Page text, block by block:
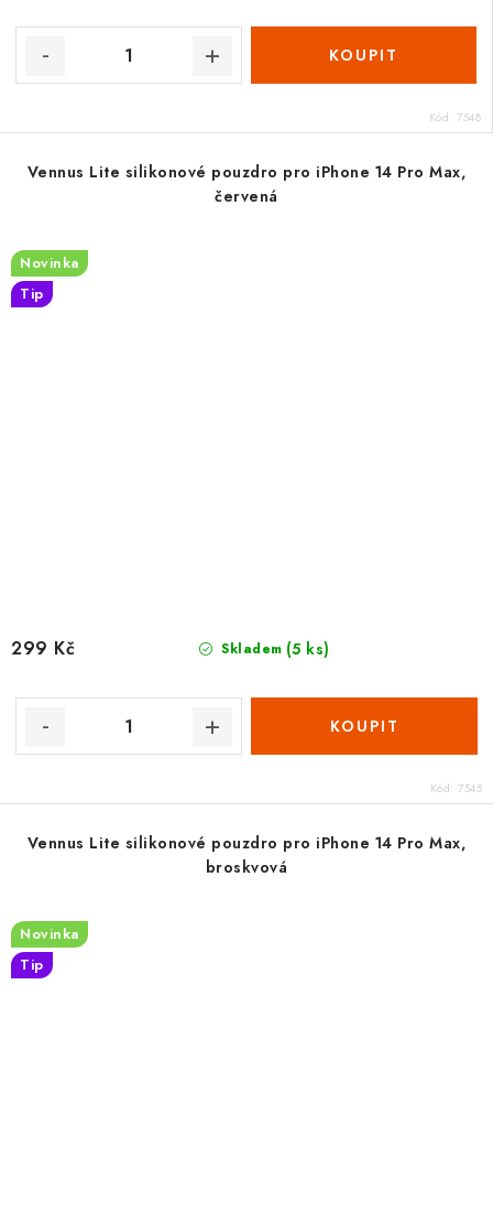
Kód: 7548
Vennus Lite silikonové pouzdro pro iPhone 14 Pro Max,
červená
Novinka
Tip
Skladem (5 ks)
299 Kč
Kód: 7545
Vennus Lite silikonové pouzdro pro iPhone 14 Pro Max,
broskvová
Novinka
Tip